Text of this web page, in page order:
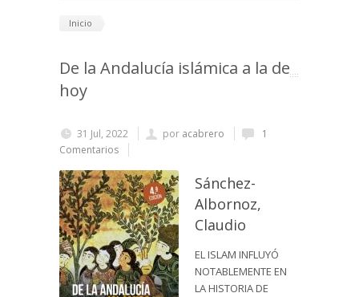
Inicio
De la Andalucía islámica a la de
hoy
31 Jul, 2022 por acabrero
1
Comentarios
Sánchez-
Albornoz,
Claudio
EL ISLAM INFLUYÓ
NOTABLEMENTE EN
LA HISTORIA DE